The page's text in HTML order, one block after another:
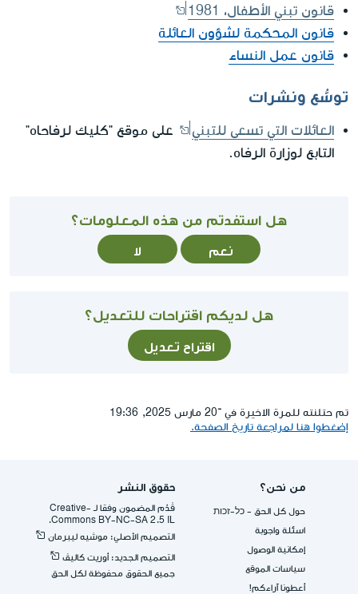
قانون تبني الأطفال، 1981
قانون المحكمة لشؤون العائلة
قانون عمل النساء
توسُّع ونشرات
العائلات التي تسعى للتبني
على موقع "كليك لرفاحاه"
التابع لوزارة الرفاه.
هل استفدتم من هذه المعلومات؟
نعم لا
هل لديكم اقتراحات للتعديل؟
اقتراح تعديل
تم حتلنته للمرة الاخيرة في ־20 مارس 2025, 19:36
إضغطوا هنا لمراجعة تاريخ الصفحة.
من نحن؟
حول كل الحق - כל-זכות
اسئلة واجوبة
إمكانية الوصول
سياسات الموقع
أعطونا آراءكم!
حقوق النشر
قُدِّم المضمون وفقا لـ -Creative
Commons BY-NC-SA 2.5 IL.
التصميم الأصلي: موشيه ليبرمان
التصميم الجديد: أوريت كاليڤ
جميع الحقوق محفوظة لكل الحق